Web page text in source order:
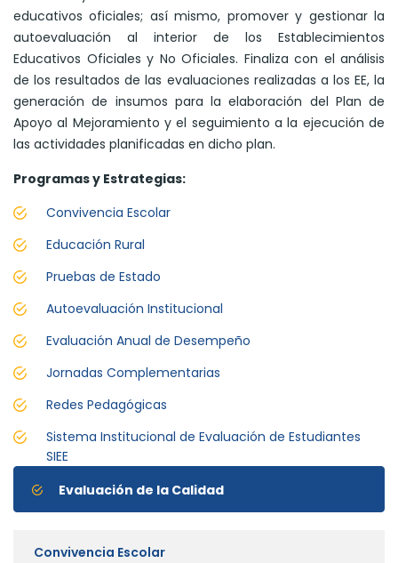
educativos oficiales; así mismo, promover y gestionar la
autoevaluación al interior de los Establecimientos
Educativos Oficiales y No Oficiales. Finaliza con el análisis
de los resultados de las evaluaciones realizadas a los EE, la
generación de insumos para la elaboración del Plan de
Apoyo al Mejoramiento y el seguimiento a la ejecución de
las actividades planificadas en dicho plan.
Programas y Estrategias:
Convivencia Escolar
Educación Rural
Pruebas de Estado
Autoevaluación Institucional
Evaluación Anual de Desempeño
Jornadas Complementarias
Redes Pedagógicas
Sistema Institucional de Evaluación de Estudiantes
SIEE
Evaluación de la Calidad
Convivencia Escolar